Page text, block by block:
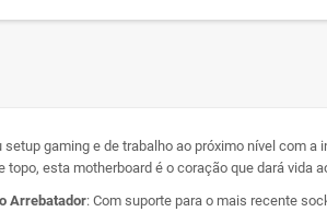
setup gaming e de trabalho ao próximo nível com
topo, esta motherboard é o coração que dará vida
Arrebatador: Com suporte para o mais recente